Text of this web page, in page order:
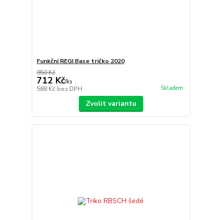
Funkční REGI Base tričko 2020
950 Kč
712 Kč/ks
588 Kč bez DPH Skladem
Zvolit variantu